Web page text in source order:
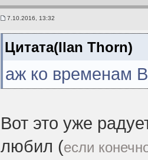
7.10.2016, 13:32
Цитата(Ilan Thorn)
аж ко временам
Вот это уже
любил (если